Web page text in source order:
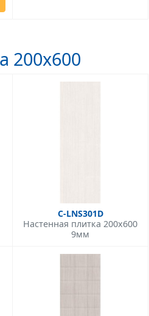
200x600
C-LNS301D
Настенная плитка 200x600
9мм